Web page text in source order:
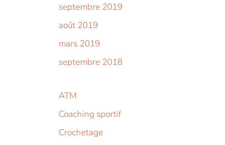
septembre 2019
août 2019
mars 2019
septembre 2018
ATM
Coaching sportif
Crochetage